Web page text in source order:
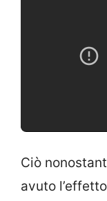
Ciò
avuto